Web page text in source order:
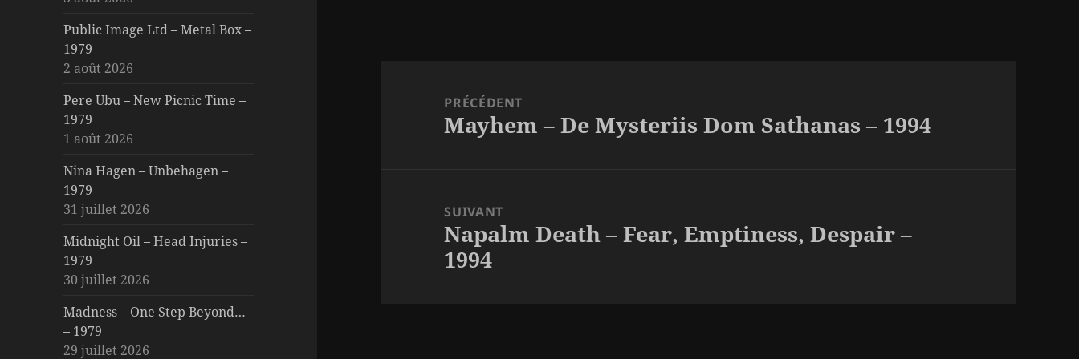
Public Image Ltd – Metal Box –
1979
2 août 2026
Pere Ubu – New Picnic Time –
1979
1 août 2026
Nina Hagen – Unbehagen –
1979
31 juillet 2026
Midnight Oil – Head Injuries –
1979
30 juillet 2026
Madness – One Step Beyond…
– 1979
29 juillet 2026
PRÉCÉDENT
Article
Mayhem – De Mysteriis Dom Sathanas – 1994
SUIVANT
Article
suivant :
Napalm Death – Fear, Emptiness, Despair –
1994